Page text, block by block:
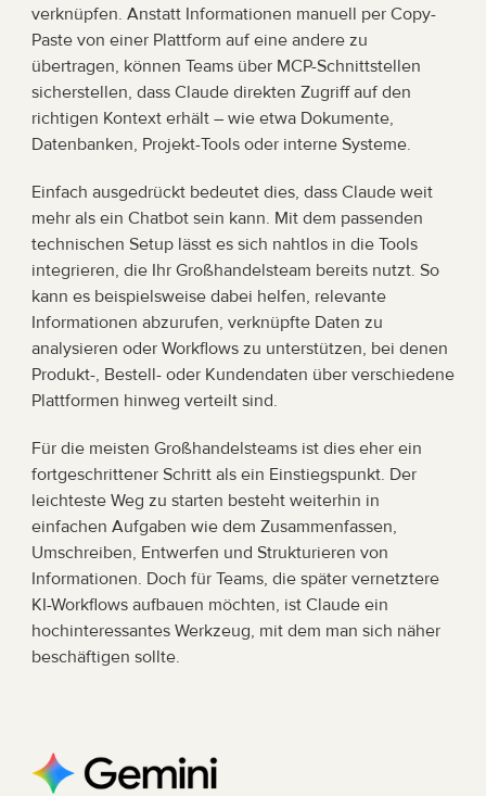
verknüpfen. Anstatt Informationen manuell per Copy-
Paste von einer Plattform auf eine andere zu
übertragen, können Teams über MCP-Schnittstellen
sicherstellen, dass Claude direkten Zugriff auf den
richtigen Kontext erhält – wie etwa Dokumente,
Datenbanken, Projekt-Tools oder interne Systeme.
Einfach ausgedrückt bedeutet dies, dass Claude weit
mehr als ein Chatbot sein kann. Mit dem passenden
technischen Setup lässt es sich nahtlos in die Tools
integrieren, die Ihr Großhandelsteam bereits nutzt. So
kann es beispielsweise dabei helfen, relevante
Informationen abzurufen, verknüpfte Daten zu
analysieren oder Workflows zu unterstützen, bei denen
Produkt-, Bestell- oder Kundendaten über verschiedene
Plattformen hinweg verteilt sind.
Für die meisten Großhandelsteams ist dies eher ein
fortgeschrittener Schritt als ein Einstiegspunkt. Der
leichteste Weg zu starten besteht weiterhin in
einfachen Aufgaben wie dem Zusammenfassen,
Umschreiben, Entwerfen und Strukturieren von
Informationen. Doch für Teams, die später vernetztere
KI-Workflows aufbauen möchten, ist Claude ein
hochinteressantes Werkzeug, mit dem man sich näher
beschäftigen sollte.